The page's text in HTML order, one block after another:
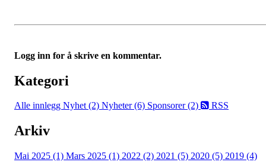
Logg inn for å skrive en kommentar.
Kategori
Alle innlegg Nyhet (2) Nyheter (6) Sponsorer (2) RSS
Arkiv
Mai 2025 (1) Mars 2025 (1) 2022 (2) 2021 (5) 2020 (5) 2019 (4)